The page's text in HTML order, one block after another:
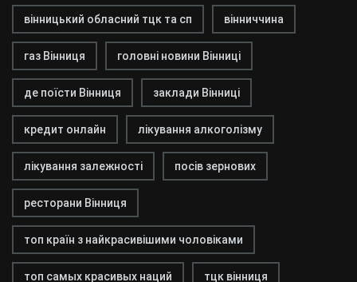
вінницький обласний тцк та сп вінниччина
газ Вінниця головні новини Вінниці
де поїсти Вінниця заклади Вінниці
кредит онлайн лікування алкоголізму
лікування залежності посів зернових
ресторани Вінниця
топ країн з найкрасивішими чоловіками
топ самых красивых наций тцк вінниця